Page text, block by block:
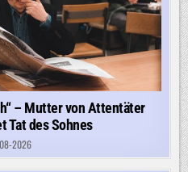
– Mutter von Attentäter
Tat des Sohnes
2026